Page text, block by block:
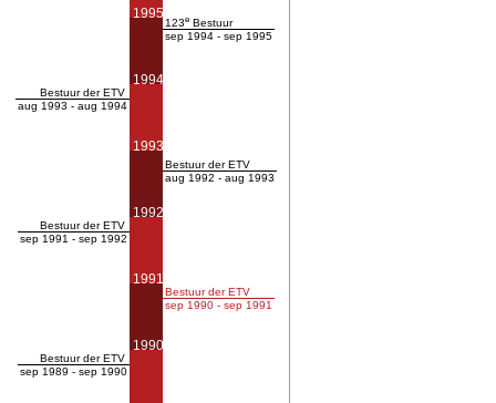
Bestuur der ETV
aug 1993 - aug 1994
Bestuur der ETV
sep 1991 - sep 1992
Bestuur der ETV
sep 1989 - sep 1990
1995
1994
1993
1992
1991
1990
123e Bestuur
sep 1994 - sep 1995
Bestuur der ETV
aug 1992 - aug 1993
Bestuur der ETV
sep 1990 - sep 1991